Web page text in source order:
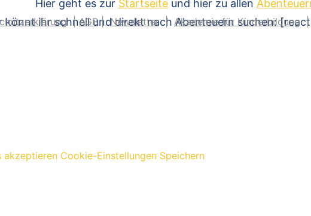
Hier geht es zur Startseite und hier zu allen
könnt ihr schnell und direkt nach Abenteuern suchen:
|AGB|Newsletter| Akademie für Kinderbildung
akzeptieren Cookie-Einstellungen Speichern